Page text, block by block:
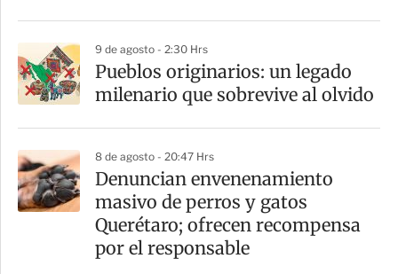
9 de agosto - 2:30 Hrs
Pueblos originarios: un legado
milenario que sobrevive al olvido
8 de agosto - 20:47 Hrs
Denuncian envenenamiento
masivo de perros y gatos
Querétaro; ofrecen recompensa
por el responsable